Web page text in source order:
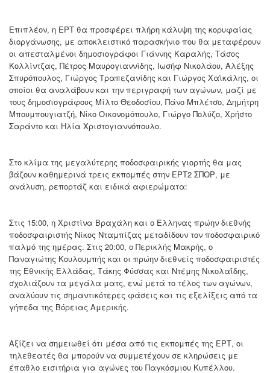
Επιπλέον, η ΕΡΤ θα προσφέρει πλήρη κάλυψη της κορυφαίας
διοργάνωσης, με αποκλειστικό παρασκήνιο που θα μεταφέρουν
οι απεσταλμένοι δημοσιογράφοι Γιάννης Καραλής, Τάσος
Κολλίντζας, Πέτρος Μαυρογιαννίδης, Ιωσήφ Νικολάου, Αλέξης
Σπυρόπουλος, Γιώργος Τραπεζανίδης και Γιώργος Χαϊκάλης, οι
οποίοι θα αναλάβουν και την περιγραφή των αγώνων, μαζί με
τους δημοσιογράφους Μίλτο Θεοδοσίου, Πάνο Μπλέτσο, Δημήτρη
Μπουμπουγιατζή, Νίκο Οικονομόπουλο, Γιώργο Πολύζο, Χρήστο
Σαράντο και Ηλία Χριστογιαννόπουλο.
Στο κλίμα της μεγαλύτερης ποδοσφαιρικής γιορτής θα μας
βάζουν καθημερινά τρεις εκπομπές στην ΕΡΤ2 ΣΠΟΡ, με
ανάλυση, ρεπορτάζ και ειδικά αφιερώματα:
Στις 15:00, η Χριστίνα Βραχάλη και ο Έλληνας πρώην διεθνής
ποδοσφαιριστής Νίκος Νταμπίζας μεταδίδουν τον ποδοσφαιρικό
παλμό της ημέρας. Στις 20:00, ο Περικλής Μακρής, ο
Παναγιώτης Κουλουμπής και οι πρώην διεθνείς ποδοσφαιριστές
της Εθνικής Ελλάδας, Τάκης Φύσσας και Ντέμης Νικολαΐδης,
σχολιάζουν τα μεγάλα ματς, ενώ μετά το τέλος των αγώνων,
αναλύουν τις σημαντικότερες φάσεις και τις εξελίξεις από τα
γήπεδα της Βόρειας Αμερικής.
Αξίζει να σημειωθεί ότι μέσα από τις εκπομπές της ΕΡΤ, οι
τηλεθεατές θα μπορούν να συμμετέχουν σε κληρώσεις με
έπαθλο εισιτήρια για αγώνες του Παγκόσμιου Κυπέλλου.